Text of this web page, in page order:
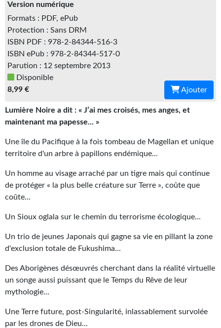
Bifrost
Livres audio
Gratuit
Sans DRM
BIFROST
Tous les numéros
S'abonner
Les critiques
Le blog
Le prix des lecteurs
GOODIES
Tirages d’art Une Heure-Lumière
À paraître
Version numérique
Formats : PDF, ePub
Protection : Sans DRM
ISBN PDF : 978-2-84344-516-3
ISBN ePub : 978-2-84344-517-0
Parution : 12 septembre 2013
Disponible
8,99 €
Ajouter
Lumière Noire a dit : « J’ai mes croisés, mes anges, et
maintenant ma papesse... »
Une île du Pacifique à la fois tombeau de Magellan et unique
territoire d'un arbre à papillons endémique...
Un homme au visage arraché par un tigre mais qui continue
de protéger « la plus belle créature sur Terre », coûte que
coûte...
Un Sioux oglala sur le chemin du terrorisme écologique...
Un trio de jeunes Japonais qui gagne sa vie en pillant la zone
d'exclusion totale de Fukushima...
Des Aborigènes désœuvrés cherchant dans la réalité virtuelle
un songe aussi puissant que le Temps du Rêve de leur
mythologie...
Une Terre future, post-Singularité, inlassablement survolée
par les drones de Dieu...